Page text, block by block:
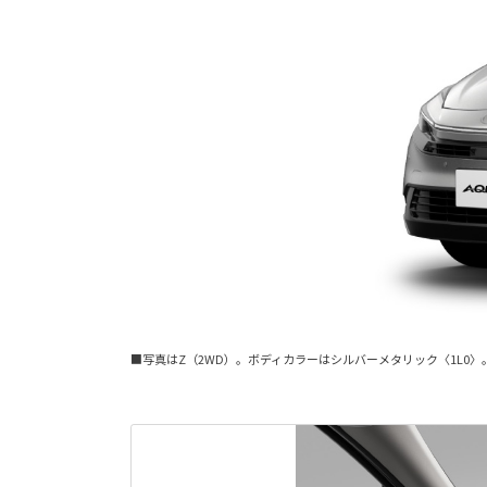
■写真はZ（2WD）。ボディカラーはシルバーメタリック〈1L0〉